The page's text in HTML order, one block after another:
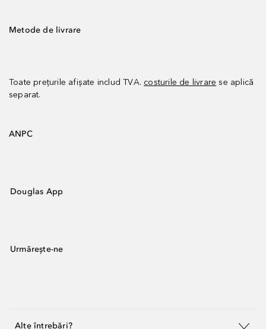
Metode de livrare
Toate prețurile afișate includ TVA. costurile de livrare se aplică
separat.
ANPC
Douglas App
Urmărește-ne
Alte întrebări?